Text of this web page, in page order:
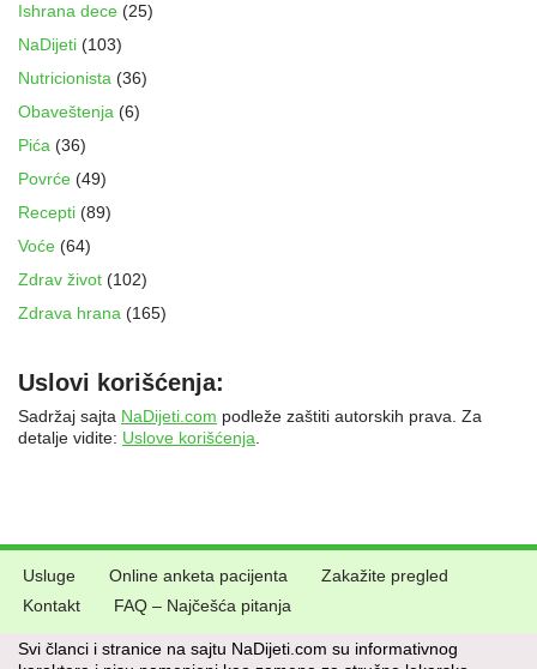
Ishrana dece (25)
NaDijeti (103)
Nutricionista (36)
Obaveštenja (6)
Pića (36)
Povrće (49)
Recepti (89)
Voće (64)
Zdrav život (102)
Zdrava hrana (165)
Uslovi korišćenja:
Sadržaj sajta NaDijeti.com podleže zaštiti autorskih prava. Za
detalje vidite: Uslove korišćenja.
Usluge Online anketa pacijenta
Zakažite pregled
Kontakt
FAQ – Najčešća pitanja
Svi članci i stranice na sajtu NaDijeti.com su informativnog